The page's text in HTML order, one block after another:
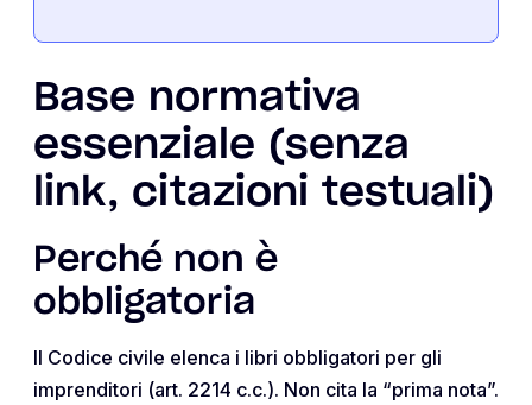
Base normativa
essenziale (senza
link, citazioni testuali)
Perché non è
obbligatoria
Il Codice civile elenca i libri obbligatori per gli
imprenditori (art. 2214 c.c.). Non cita la “prima nota”.